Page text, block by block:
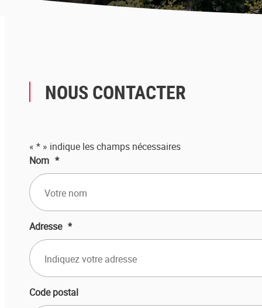
NOUS CONTACTER
« * » indique les champs nécessaires
Nom *
Adresse *
Code postal